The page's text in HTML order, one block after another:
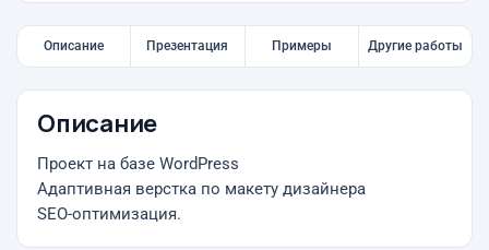
Описание Презентация Примеры Другие работы
Описание
Проект на базе WordPress
Адаптивная верстка по макету дизайнера
SEO-оптимизация.